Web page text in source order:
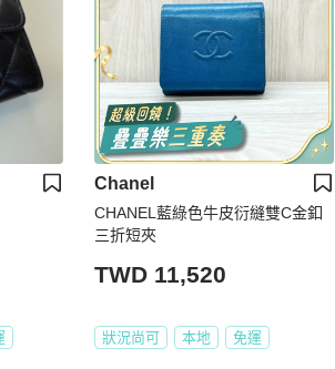
Chanel
CHANEL藍綠色牛皮衍縫雙C金釦
三折短夾
TWD 11,520
狀況尚可 本地 免運